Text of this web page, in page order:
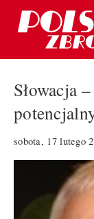
Słowacja
sobota, 17 lutego